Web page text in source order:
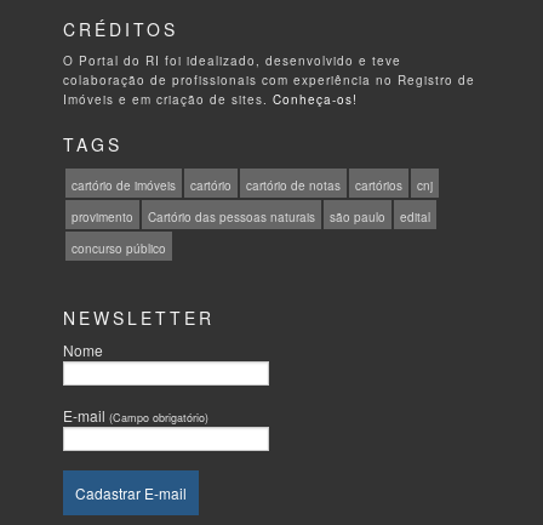
CRÉDITOS
O Portal do RI foi idealizado, desenvolvido e teve
colaboração de profissionais com experiência no Registro de
Imóveis e em criação de sites.Conheça-os!
TAGS
cartório de imóveis cartório cartório de notas cartórios
cnj
provimento
Cartório das pessoas naturais são paulo
edital
concurso público
NEWSLETTER
Nome
E-mail(Campo obrigatório)